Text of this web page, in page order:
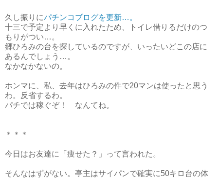
久し振りにパチンコブログを更新…。
十三で予定より早くに入れたため、トイレ借りるだけのつ
もりがつい…。
郷ひろみの台を探しているのですが、いったいどこの店に
あるんでしょう…。
なかなかないの。
ホンマに、私、去年はひろみの件で20マンは使ったと思う
わ。反省するわ。
パチでは稼ぐぞ！ なんてね。
＊＊＊
今日はお友達に「痩せた？」って言われた。
そんなはずがない。亭主はサイパンで確実に50キロ台の体